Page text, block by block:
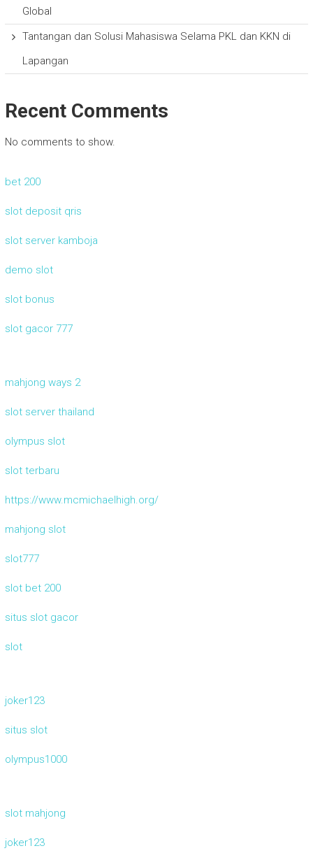
Global
Tantangan dan Solusi Mahasiswa Selama PKL dan KKN di
Lapangan
Recent Comments
No comments to show.
bet 200
slot deposit qris
slot server kamboja
demo slot
slot bonus
slot gacor 777
mahjong ways 2
slot server thailand
olympus slot
slot terbaru
https://www.mcmichaelhigh.org/
mahjong slot
slot777
slot bet 200
situs slot gacor
slot
joker123
situs slot
olympus1000
slot mahjong
joker123